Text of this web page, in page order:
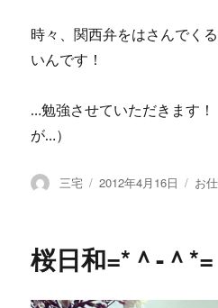
時々、関西弁をはさんでく
いんです！
…勉強させていただきます
が…）
投
三宅
投
2012年4月16日
カ
ー
お
桜日和=*＾-＾*=